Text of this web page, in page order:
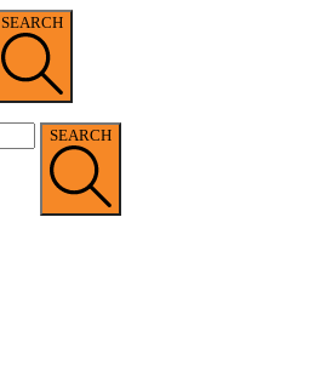
SEARCH
SEARCH